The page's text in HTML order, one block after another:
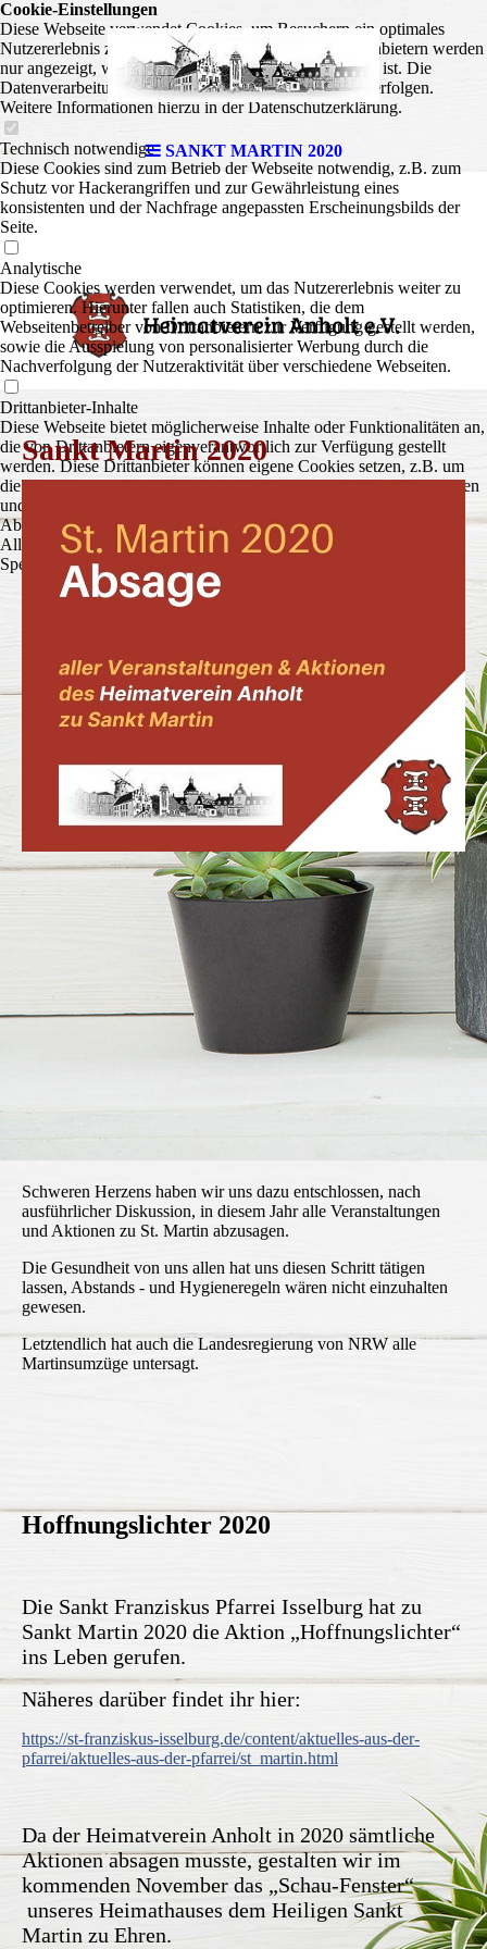
SANKT MARTIN 2020
Sankt Martin 2020
Schweren Herzens haben wir uns dazu entschlossen, nach
ausführlicher Diskussion, in diesem Jahr alle Veranstaltungen
und Aktionen zu St. Martin abzusagen.
Die Gesundheit von uns allen hat uns diesen Schritt tätigen
lassen, Abstands - und Hygieneregeln wären nicht einzuhalten
gewesen.
Letztendlich hat auch die Landesregierung von NRW alle
Martinsumzüge untersagt.
Hoffnungslichter 2020
Die Sankt Franziskus Pfarrei Isselburg hat zu
Sankt Martin 2020 die Aktion „Hoffnungslichter“
ins Leben gerufen.
Näheres darüber findet ihr hier:
https://st-franziskus-isselburg.de/content/aktuelles-aus-der-
pfarrei/aktuelles-aus-der-pfarrei/st_martin.html
Da der Heimatverein Anholt in 2020 sämtliche
Aktionen absagen musste, gestalten wir im
kommenden November das „Schau-Fenster“
unseres Heimathauses dem Heiligen Sankt
Martin zu Ehren.
Cookie-Einstellungen
Diese Webseite verwendet Cookies, um Besuchern ein optimales
Nutzererlebnis zu bieten. Bestimmte Inhalte von Drittanbietern werden
nur angezeigt, wenn die entsprechende Option aktiviert ist. Die
Datenverarbeitung kann dann auch in einem Drittland erfolgen.
Weitere Informationen hierzu in der Datenschutzerklärung.
Technisch notwendige
Diese Cookies sind zum Betrieb der Webseite notwendig, z.B. zum
Schutz vor Hackerangriffen und zur Gewährleistung eines
konsistenten und der Nachfrage angepassten Erscheinungsbilds der
Seite.
Analytische
Diese Cookies werden verwendet, um das Nutzererlebnis weiter zu
optimieren. Hierunter fallen auch Statistiken, die dem
Webseitenbetreiber von Drittanbietern zur Verfügung gestellt werden,
sowie die Ausspielung von personalisierter Werbung durch die
Nachverfolgung der Nutzeraktivität über verschiedene Webseiten.
Drittanbieter-Inhalte
Diese Webseite bietet möglicherweise Inhalte oder Funktionalitäten an,
die von Drittanbietern eigenverantwortlich zur Verfügung gestellt
werden. Diese Drittanbieter können eigene Cookies setzen, z.B. um
die Nutzeraktivität zu verfolgen oder ihre Angebote zu personalisieren
und zu optimieren.
Ablehnen
Alle akzeptieren
Speichern